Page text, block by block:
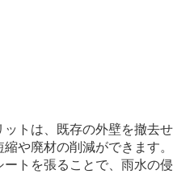
トは、既存の外壁を撤去せ
や廃材の削減ができます。
トを張ることで、雨水の侵